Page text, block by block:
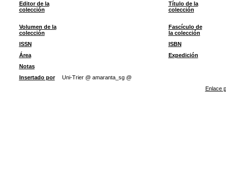
Editor de la
colección
Título de la
colección
Volumen de la
colección
Fascículo de
la colección
ISSN
ISBN
Área
Expedición
Notas
Insertado por
Uni-Trier @ amaranta_sg @
Enlace